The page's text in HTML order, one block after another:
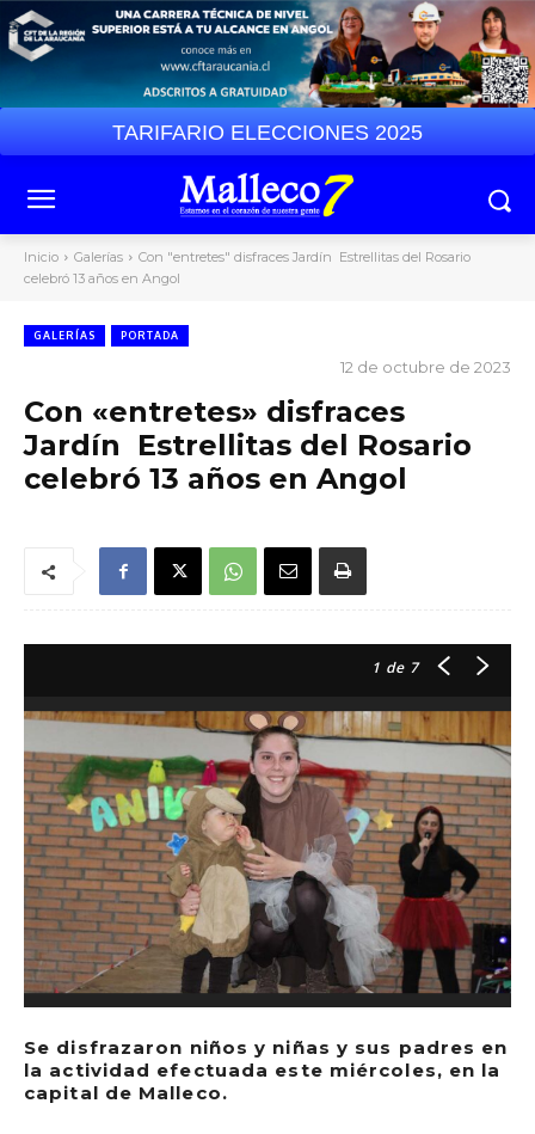
TARIFARIO ELECCIONES 2025
Inicio Galerías
Con "entretes" disfraces Jardín Estrellitas del Rosario
celebró 13 años en Angol
GALERÍAS PORTADA
12 de octubre de 2023
Con «entretes» disfraces
Jardín Estrellitas del Rosario
celebró 13 años en Angol
1 de 7
Se disfrazaron niños y niñas y sus padres en
la actividad efectuada este miércoles, en la
capital de Malleco.